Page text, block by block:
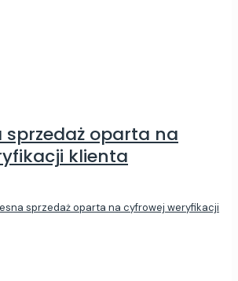
sprzedaż oparta na
klienta
sprzedaż oparta na cyfrowej weryfikacji